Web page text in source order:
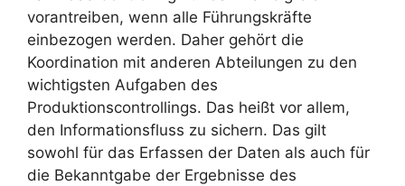
vorantreiben, wenn alle Führungskräfte
einbezogen werden. Daher gehört die
Koordination mit anderen Abteilungen zu den
wichtigsten Aufgaben des
Produktionscontrollings. Das heißt vor allem,
den Informationsfluss zu sichern. Das gilt
sowohl für das Erfassen der Daten als auch für
die Bekanntgabe der Ergebnisse des